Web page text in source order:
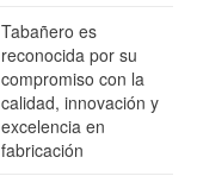
Tabañero es
reconocida por su
compromiso con la
calidad, innovación y
excelencia en
fabricación